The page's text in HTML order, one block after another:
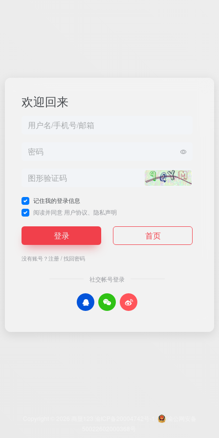
欢迎回来
记住我的登录信息
阅读并同意 用户协议 隐私声明
登录 首页
没有账号？注册/找回密码
社交帐号登录
渝公网安备